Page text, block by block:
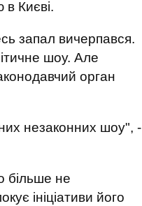
в Києві.
запал вичерпався.
шоу. Але
орган
незаконних шоу", -
більше не
ініціативи його